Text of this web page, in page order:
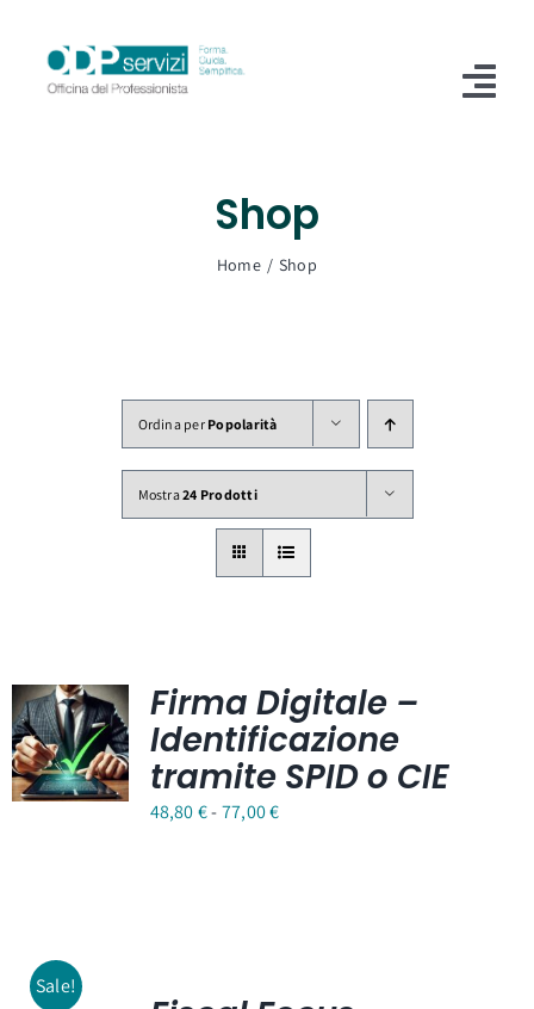
contenuto
Shop
Home Shop
Ordina per Popolarità
Mostra24 Prodotti
Firma Digitale –
Identificazione
tramite SPID o CIE
48,80€-77,00€Fascia
Sale!